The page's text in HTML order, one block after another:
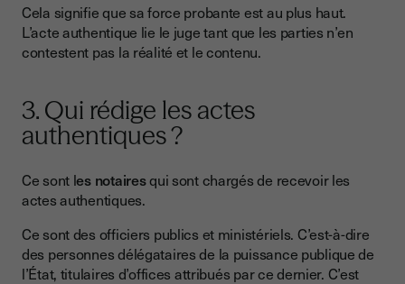
Cela signifie que sa force probante est au plus haut.
L’acte authentique lie le juge tant que les parties n’en
contestent pas la réalité et le contenu.
3. Qui rédige les actes
authentiques ?
Ce sont les notairesqui sont chargés de recevoir les
actes authentiques.
Ce sont des officiers publics et ministériels. C’est-à-dire
des personnes délégataires de la puissance publique de
l’État, titulaires d’offices attribués par ce dernier. C’est